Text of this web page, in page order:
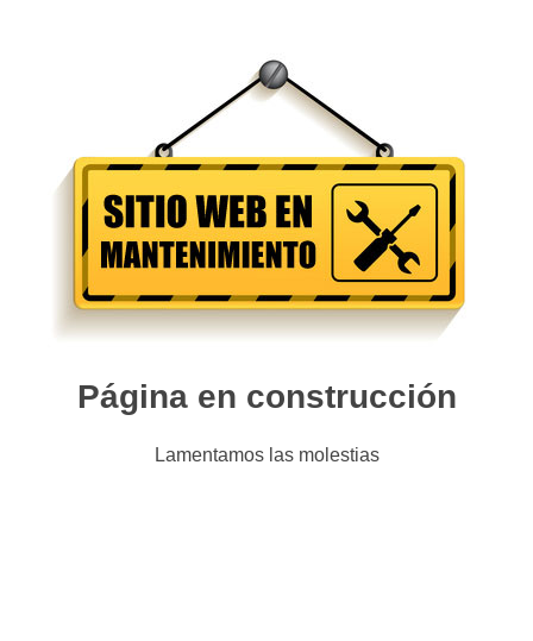
Página en construcción
Lamentamos las molestias